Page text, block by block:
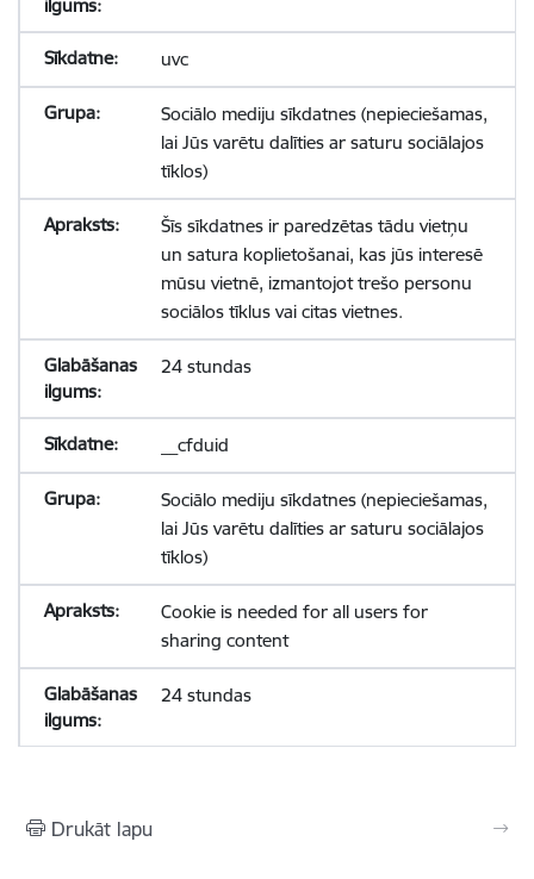
uvc
Sociālo mediju sīkdatnes (nepieciešamas,
lai Jūs varētu dalīties ar saturu sociālajos
tīklos)
Šīs sīkdatnes ir paredzētas tādu vietņu
un satura koplietošanai, kas jūs interesē
mūsu vietnē, izmantojot trešo personu
sociālos tīklus vai citas vietnes.
24 stundas
__cfduid
Sociālo mediju sīkdatnes (nepieciešamas,
lai Jūs varētu dalīties ar saturu sociālajos
tīklos)
Cookie is needed for all users for
sharing content
24 stundas
Drukāt lapu